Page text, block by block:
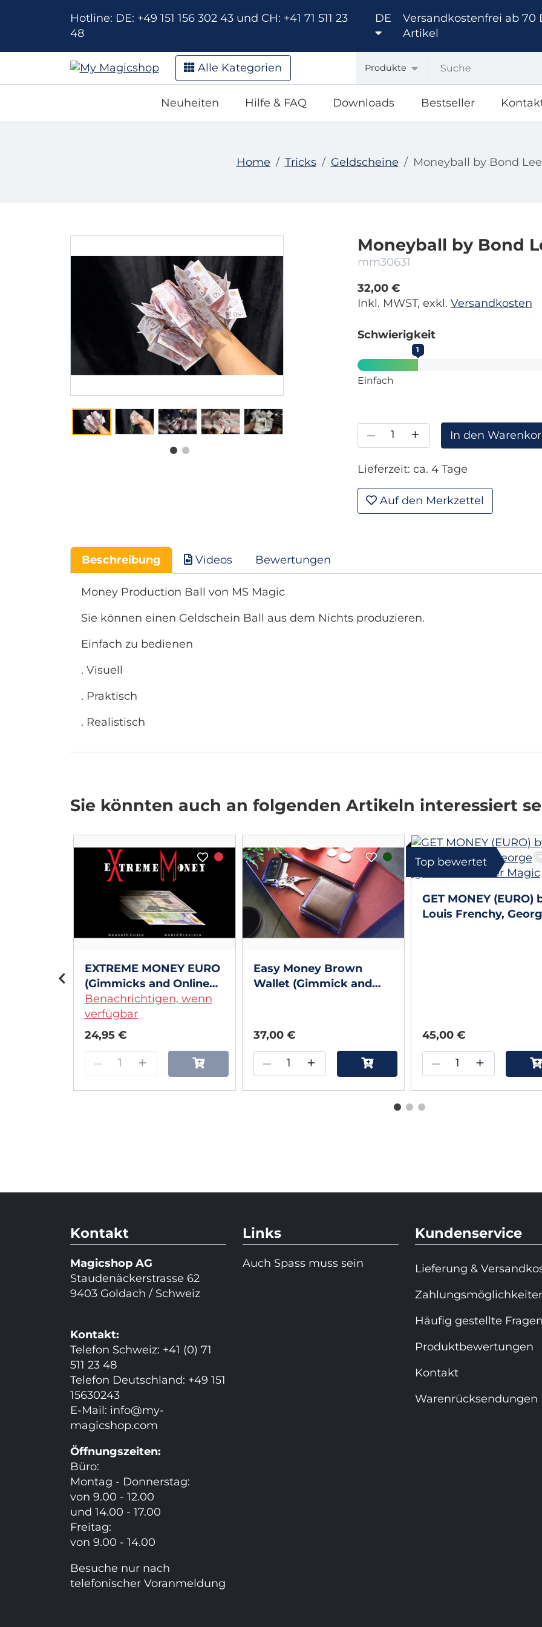
Hotline: DE: +49 151 156 302 43 und CH: +41 71 511 23
48
DE
Versandkostenfrei ab 70
Artikel
Alle Kategorien Produkte
Neuheiten Hilfe & FAQ Downloads Bestseller
Home Tricks Geldscheine Moneyball by Bond
Moneyball by Bond
mm30631
32,00 €
Inkl. MWST, exkl. Versandkosten
Schwierigkeit
1
Einfach
– + In den
Lieferzeit: ca. 4 Tage
Auf den Merkzettel
Beschreibung Videos Bewertungen
Money Production Ball von MS Magic
Sie können einen Geldschein Ball aus dem Nichts produzieren.
Einfach zu bedienen
. Visuell
. Praktisch
. Realistisch
Sie könnten auch an folgenden Artikeln interessiert
EXTREME MONEY EURO
(Gimmicks and Online
Instructions) by
Kenneth Costa and
André Previato
Benachrichtigen, wenn
verfügbar
24,95 €
– +
Easy Money Brown
Wallet (Gimmick and
37,00 €
– +
Top bewertet
GET MONEY (EURO)
Louis Frenchy,
45,00 €
– +
Kontakt
Magicshop AG
Staudenäckerstrasse 62
9403 Goldach / Schweiz
Kontakt:
Telefon Schweiz: +41 (0) 71
511 23 48
Telefon Deutschland: +49 151
15630243
E-Mail: info@my-
magicshop.com
Öffnungszeiten:
Büro:
Montag - Donnerstag:
von 9.00 - 12.00
und 14.00 - 17.00
Freitag:
von 9.00 - 14.00
Besuche nur nach
telefonischer Voranmeldung
Links
Auch Spass muss sein
Kundenservice
Lieferung &
Häufig gestellte
Produktbewertungen
Kontakt
Warenrücksendungen